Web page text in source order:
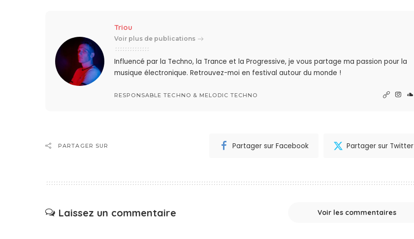
Triou
Voir plus de publications
Influencé par la Techno, la Trance et la Progressive, je vous partage ma passion pour la
musique électronique. Retrouvez-moi en festival autour du monde !
RESPONSABLE TECHNO & MELODIC TECHNO
PARTAGER SUR Partager sur Facebook Partager sur Twitter
Laissez un commentaire Voir les commentaires